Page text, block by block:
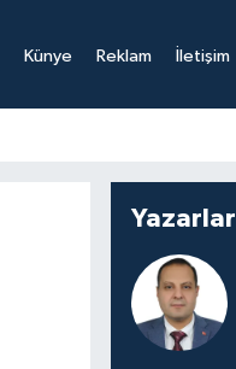
Künye Reklam İletişim
Yazarlar